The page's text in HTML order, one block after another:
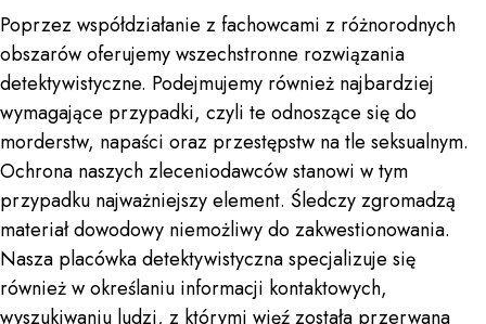
Poprzez współdziałanie z fachowcami z różnorodnych
obszarów oferujemy wszechstronne rozwiązania
detektywistyczne. Podejmujemy również najbardziej
wymagające przypadki, czyli te odnoszące się do
morderstw, napaści oraz przestępstw na tle seksualnym.
Ochrona naszych zleceniodawców stanowi w tym
przypadku najważniejszy element. Śledczy zgromadzą
materiał dowodowy niemożliwy do zakwestionowania.
Nasza placówka detektywistyczna specjalizuje się
również w określaniu informacji kontaktowych,
wyszukiwaniu ludzi, z którymi więź została przerwana